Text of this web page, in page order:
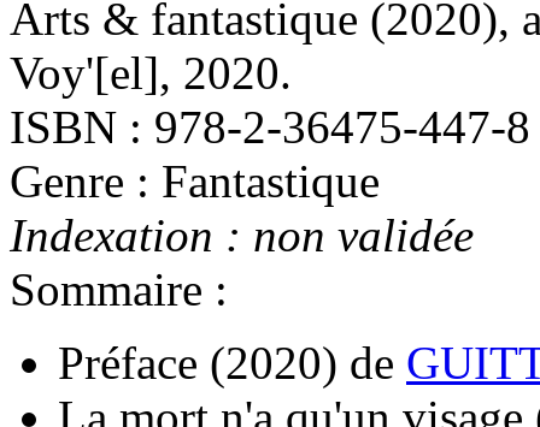
Arts & fantastique (2020),
Voy'[el], 2020.
ISBN : 978-2-36475-447-8
Genre : Fantastique
Indexation : non validée
Sommaire :
Préface (2020) de
La mort n'a qu'un visage